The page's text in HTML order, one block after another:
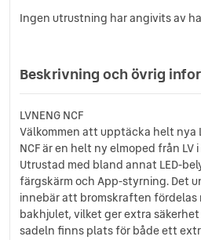
Ingen utrustning har angivits av
Beskrivning och övrig
LVNENG NCF
Välkommen att upptäcka helt nya
NCF är en helt ny elmoped från
Utrustad med bland annat LED-
färgskärm och App-styrning. Det
innebär att bromskraften fördelas
bakhjulet, vilket ger extra
sadeln finns plats för både ett